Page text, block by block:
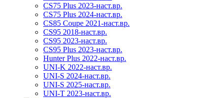
CS75 Plus 2023-наст.вр.
CS75 Plus 2024-наст.вр.
CS85 Coupe 2021-наст.вр.
CS95 2018-наст.вр.
CS95 2023-наст.вр.
CS95 Plus 2023-наст.вр.
Hunter Plus 2022-наст.вр.
UNI-K 2022-наст.вр.
UNI-S 2024-наст.вр.
UNI-S 2025-наст.вр.
UNI-T 2023-наст.вр.